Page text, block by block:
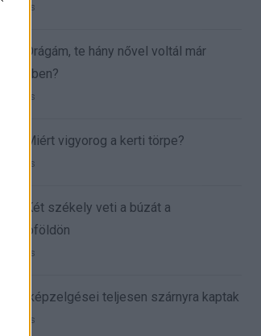
48 views
Vicc: Drágám, te hány nővel voltál már
életedben?
47 views
Vicc: Miért vigyorog a kerti törpe?
32 views
Vicc: Két székely veti a búzát a
szántóföldön
21 views
A férj képzelgései teljesen szárnyra kaptak
13 views